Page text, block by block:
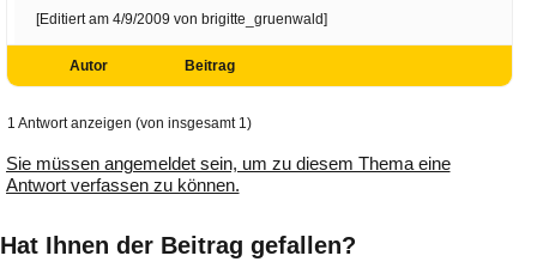
[Editiert am 4/9/2009 von brigitte_gruenwald]
Autor Beitrag
1 Antwort anzeigen (von insgesamt 1)
Sie müssen angemeldet sein, um zu diesem Thema eine
Antwort verfassen zu können.
Hat Ihnen der Beitrag gefallen?